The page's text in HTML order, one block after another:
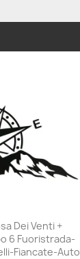
Dei Venti +
6 Fuoristrada-
Fiancate-Auto